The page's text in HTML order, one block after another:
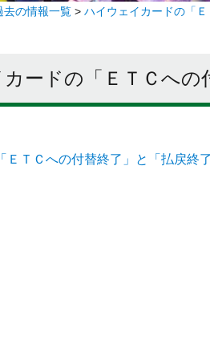
去の情報一覧> ハイウェイカードの「
ードの「ＥＴＣへの
ＥＴＣへの付替終了」と「払戻終